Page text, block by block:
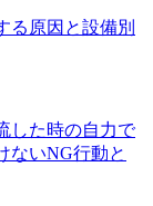
る原因と設備別
した時の自力で
ないNG行動と